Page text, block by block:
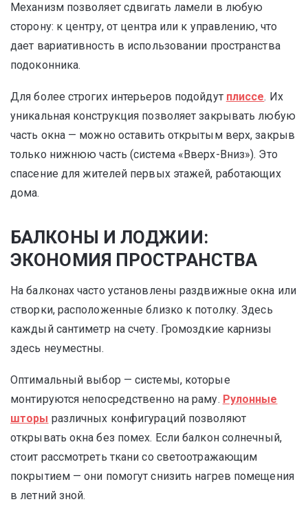
Механизм позволяет сдвигать ламели в любую
сторону: к центру, от центра или к управлению, что
дает вариативность в использовании пространства
подоконника.
Для более строгих интерьеров подойдут плиссе. Их
уникальная конструкция позволяет закрывать любую
часть окна — можно оставить открытым верх, закрыв
только нижнюю часть (система «Вверх-Вниз»). Это
спасение для жителей первых этажей, работающих
дома.
БАЛКОНЫ И ЛОДЖИИ:
ЭКОНОМИЯ ПРОСТРАНСТВА
На балконах часто установлены раздвижные окна или
створки, расположенные близко к потолку. Здесь
каждый сантиметр на счету. Громоздкие карнизы
здесь неуместны.
Оптимальный выбор — системы, которые
монтируются непосредственно на раму. Рулонные
шторы различных конфигураций позволяют
открывать окна без помех. Если балкон солнечный,
стоит рассмотреть ткани со светоотражающим
покрытием — они помогут снизить нагрев помещения
в летний зной.